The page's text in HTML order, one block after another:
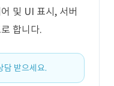
및 UI 표시, 서버
합니다.
담 받으세요.